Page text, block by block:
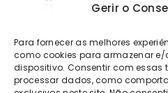
Gerir o
Para fornecer as melhores
como cookies para armazenar
dispositivo. Consentir com essas
processar dados, como
geral@etiquetas-
Os preços indicados incluem IVA